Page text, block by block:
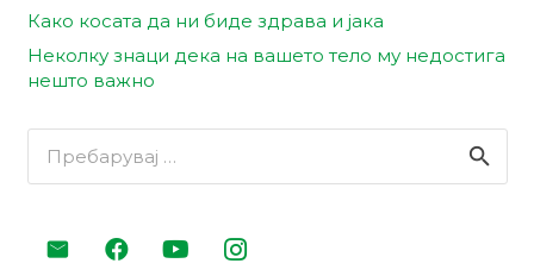
Како косата да ни биде здрава и јака
Неколку знаци дека на вашето тело му недостига
нешто важно